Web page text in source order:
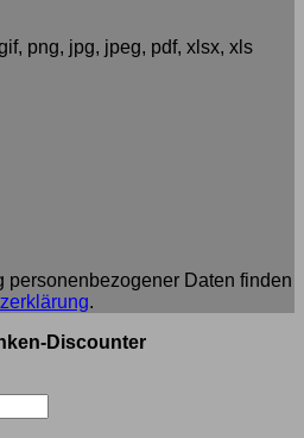
png, jpg, jpeg, pdf, xlsx, xls
personenbezogener Daten finden
.
Discounter